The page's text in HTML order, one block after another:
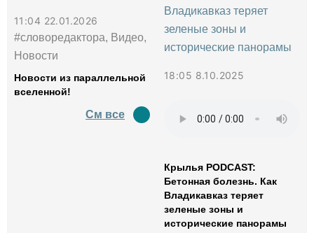
11:04 22.01.2026
#словоредактора, Видео,
Новости
Новости из параллельной
вселенной!
См все
18:05 8.10.2025
Крылья PODCAST:
Бетонная болезнь. Как
Владикавказ теряет
зеленые зоны и
исторические панорамы